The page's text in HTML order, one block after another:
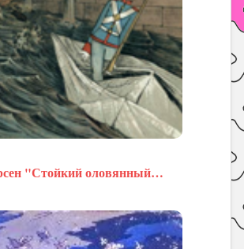
"Стойкий оловянный…